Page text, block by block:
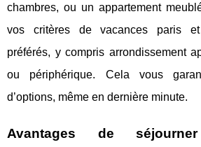
chambres, ou un appartement
vos critères de vacances paris et
préférés, y compris arrondissement
ou périphérique. Cela vous
d’options, même en dernière minute.
Avantages de